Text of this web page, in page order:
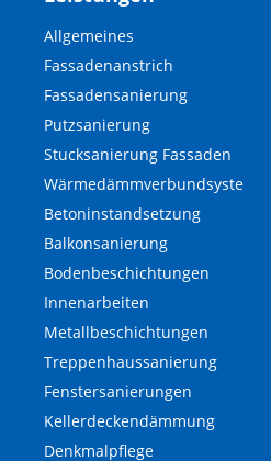
Navigation
überspringen
Allgemeines
Fassadenanstrich
Fassadensanierung
Putzsanierung
Stucksanierung Fassaden
Wärmedämmverbundsystem
Betoninstandsetzung
Balkonsanierung
Bodenbeschichtungen
Innenarbeiten
Metallbeschichtungen
Treppenhaussanierung
Fenstersanierungen
Kellerdeckendämmung
Denkmalpflege